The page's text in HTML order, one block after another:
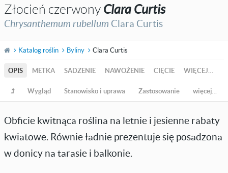
Złocień czerwony Clara Curtis
Chrysanthemum rubellum Clara Curtis
Katalog roślin Byliny Clara Curtis
OPIS METKA SADZENIE NAWOŻENIE CIĘCIE WIĘCEJ…
Wygląd Stanowisko i uprawa Zastosowanie więcej…
Obficie kwitnąca roślina na letnie i jesienne rabaty
kwiatowe. Równie ładnie prezentuje się posadzona
w donicy na tarasie i balkonie.